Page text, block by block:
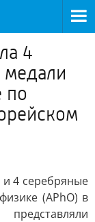
4
медали
по
и 4 серебряные
(APhO) в